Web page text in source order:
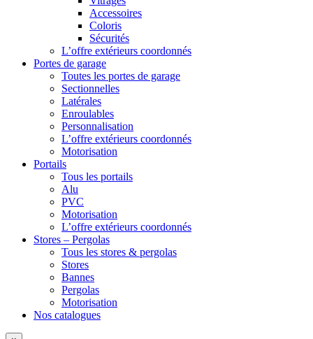
Accessoires
Coloris
Sécurités
L’offre extérieurs coordonnés
Portes de garage
Toutes les portes de garage
Sectionnelles
Latérales
Enroulables
Personnalisation
L’offre extérieurs coordonnés
Motorisation
Portails
Tous les portails
Alu
PVC
Motorisation
L’offre extérieurs coordonnés
Stores – Pergolas
Tous les stores & pergolas
Stores
Bannes
Pergolas
Motorisation
Nos catalogues